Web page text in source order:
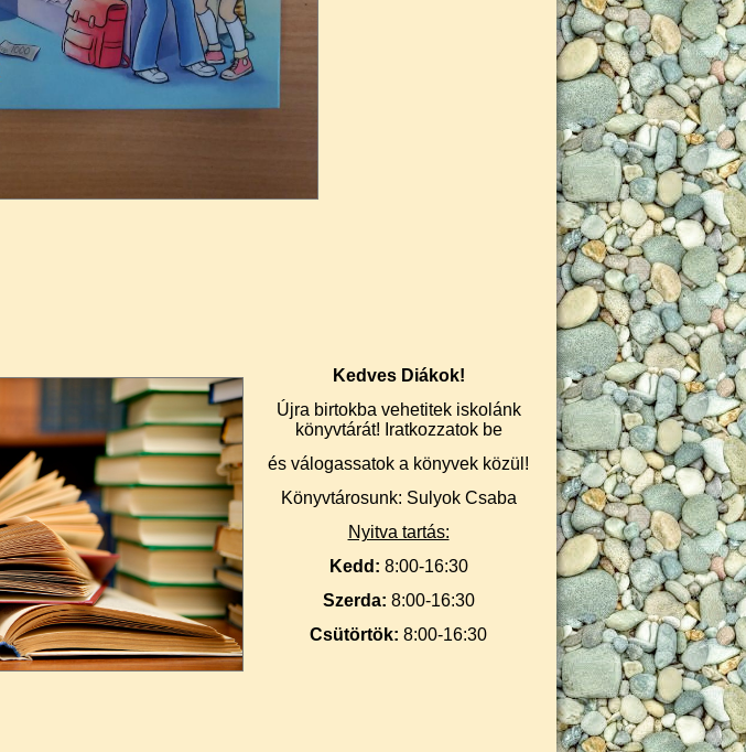
Kedves Diákok!
Újra birtokba vehetitek iskolánk
könyvtárát! Iratkozzatok be
és válogassatok a könyvek közül!
Könyvtárosunk: Sulyok Csaba
Nyitva tartás:
Kedd: 8:00-16:30
Szerda: 8:00-16:30
Csütörtök: 8:00-16:30